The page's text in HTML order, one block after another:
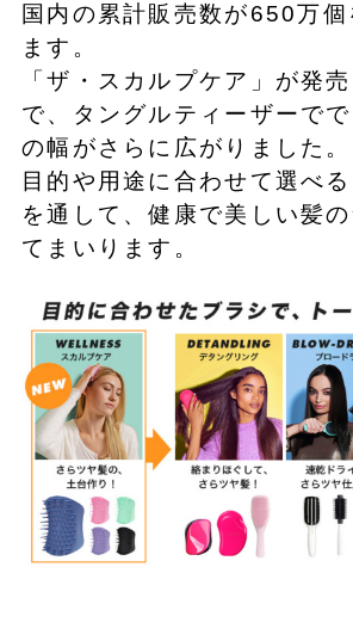
国内の累計販売数が650万
ます。
「ザ・スカルプケア」が発
で、タングルティーザーで
の幅がさらに広がりました。
目的や用途に合わせて選べ
を通して、健康で美しい髪
てまいります。